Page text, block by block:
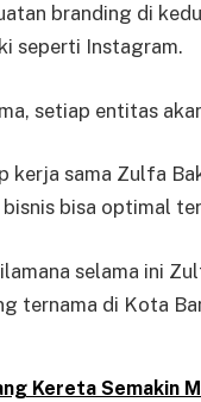
branding di
seperti Instagram.
setiap entitas
kerja sama Zulfa
bisa optimal
selama ini
ternama di Kota
Kereta Semakin